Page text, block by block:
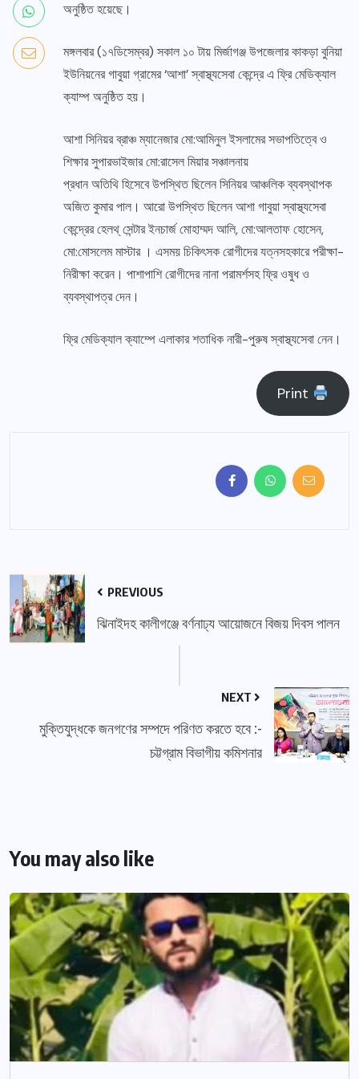
অনুষ্ঠিত হয়েছে।
মঙ্গলবার (১৭ডিসেম্বর) সকাল ১০ টায় মির্জাগঞ্জ উপজেলার কাকড়া বুনিয়া
ইউনিয়নের গাবুয়া গ্রামের ‘আশা’ স্বাস্থ্যসেবা কেন্দ্রে এ ফ্রি মেডিক্যাল
ক্যাম্প অনুষ্ঠিত হয়।
আশা সিনিয়র ব্রাঞ্চ ম্যানেজার মো:আমিনুল ইসলামের সভাপতিত্বে ও
শিক্ষার সুপারভাইজার মো:রাসেল মিয়ার সঞ্চালনায়
প্রধান অতিথি হিসেবে উপস্থিত ছিলেন সিনিয়র আঞ্চলিক ব্যবস্থাপক
অজিত কুমার পাল। আরো উপস্থিত ছিলেন আশা গাবুয়া স্বাস্থ্যসেবা
কেন্দ্রের হেলথ্ সেন্টার ইনচার্জ মোহাম্মদ আলি, মো:আলতাফ হোসেন,
মো:মোসলেম মাস্টার । এসময় চিকিৎসক রোগীদের যত্নসহকারে পরীক্ষা-
নিরীক্ষা করেন। পাশাপাশি রোগীদের নানা পরামর্শসহ ফ্রি ওষুধ ও
ব্যবস্থাপত্র দেন।
ফ্রি মেডিক্যাল ক্যাম্পে এলাকার শতাধিক নারী-পুরুষ স্বাস্থ্যসেবা নেন।
Print
PREVIOUS
ঝিনাইদহ কালীগঞ্জে বর্ণনাঢ্য আয়োজনে বিজয় দিবস পালন
NEXT
মুক্তিযুদ্ধকে জনগণের সম্পদে পরিণত করতে হবে :-
চট্টগ্রাম বিভাগীয় কমিশনার
You may also like